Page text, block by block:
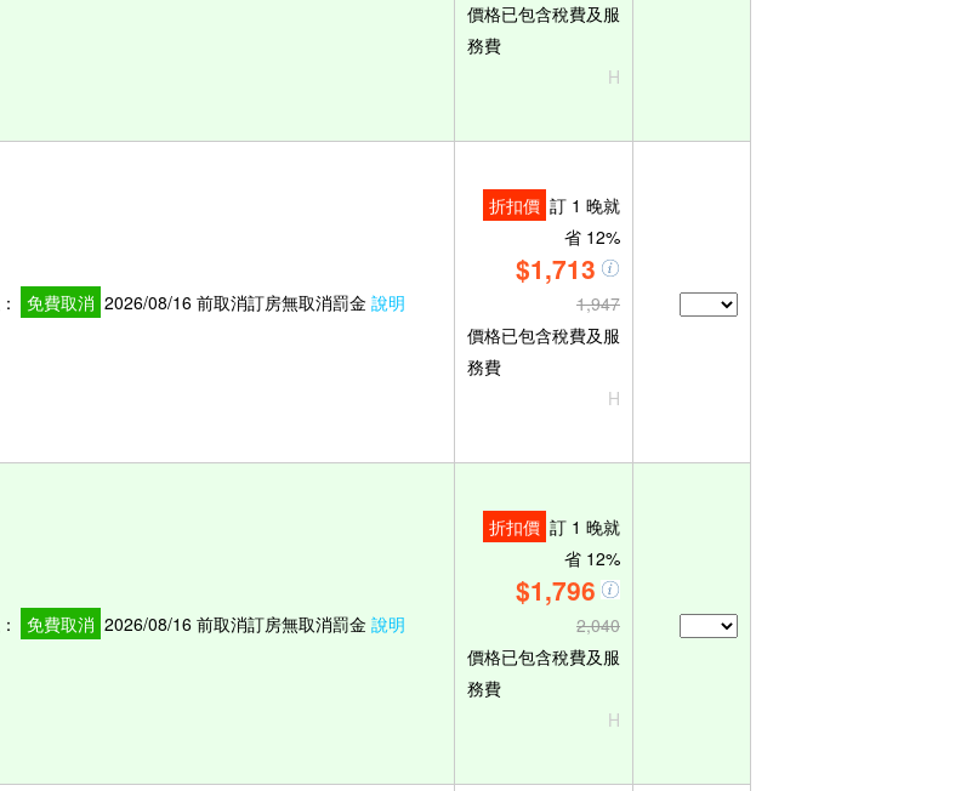
價格已包含稅費及服
務費
H
： 免費取消 2026/08/16 前取消訂房無取消罰金 說明
折扣價 訂 1 晚就
省 12%
$1,713
1,947
價格已包含稅費及服
務費
H
： 免費取消 2026/08/16 前取消訂房無取消罰金 說明
折扣價 訂 1 晚就
省 12%
$1,796
2,040
價格已包含稅費及服
務費
H